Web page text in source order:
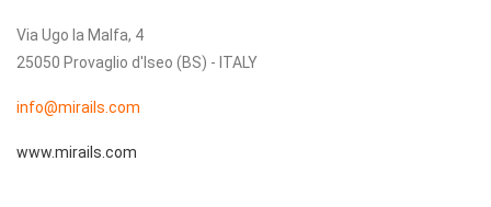
Via Ugo la Malfa, 4
25050 Provaglio d'Iseo (BS) - ITALY
info@mirails.com
www.mirails.com